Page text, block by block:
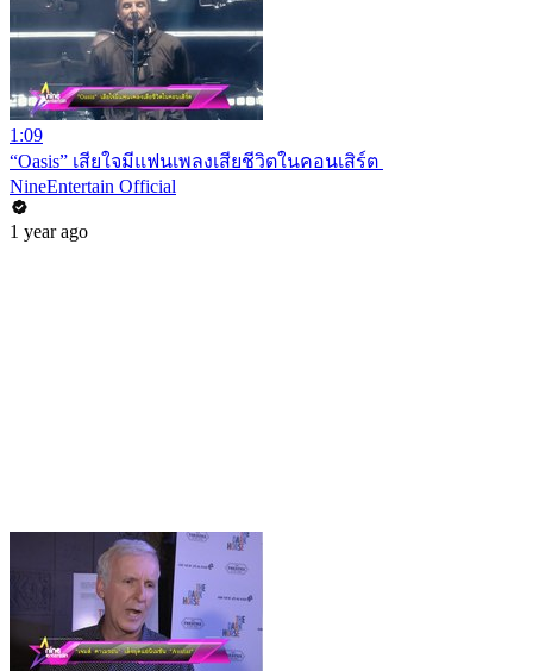
1:09
“Oasis” เสียใจมีแฟนเพลงเสียชีวิตในคอนเสิร์ต
NineEntertain Official
1 year ago